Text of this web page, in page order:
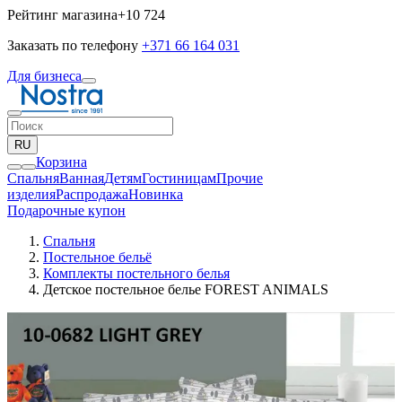
Рейтинг магазина+10 724
Заказать по телефону +371 66 164 031
Для бизнеса
RU
Корзина
СпальняВаннаяДетямГостиницамПрочие
изделияPаспродажаНовинка
Подарочные купон
Спальня
Постельное бельё
Комплекты постельного белья
Детское постельное белье FOREST ANIMALS